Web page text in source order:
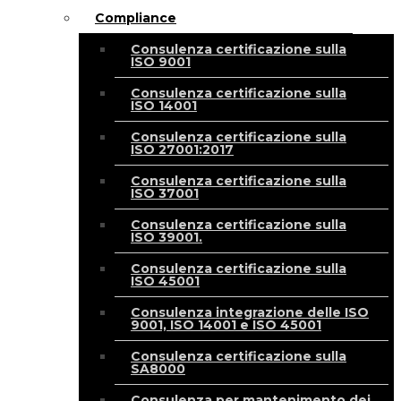
Compliance
Consulenza certificazione sulla
ISO 9001
Consulenza certificazione sulla
ISO 14001
Consulenza certificazione sulla
ISO 27001:2017
Consulenza certificazione sulla
ISO 37001
Consulenza certificazione sulla
ISO 39001.
Consulenza certificazione sulla
ISO 45001
Consulenza integrazione delle ISO
9001, ISO 14001 e ISO 45001
Consulenza certificazione sulla
SA8000